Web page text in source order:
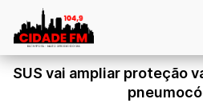
SUS vai ampliar proteção